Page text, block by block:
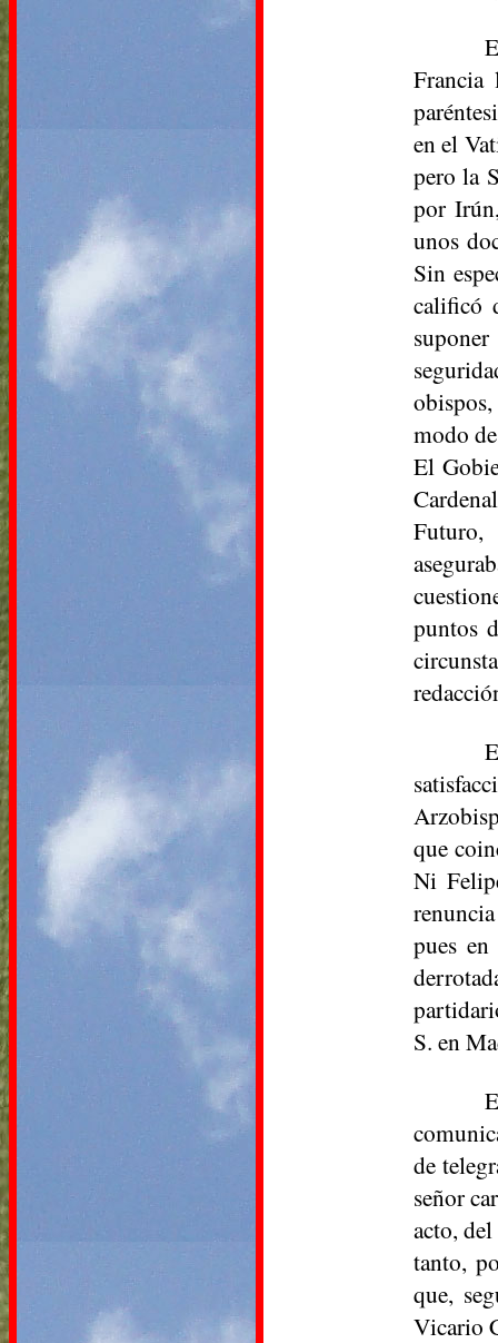
en el
pero la
por
unos
Sin
calificó
modo
El
Futuro,
puntos
que
Ni
pues
S. en
de
señor
acto,
tanto,
que,
Vicario